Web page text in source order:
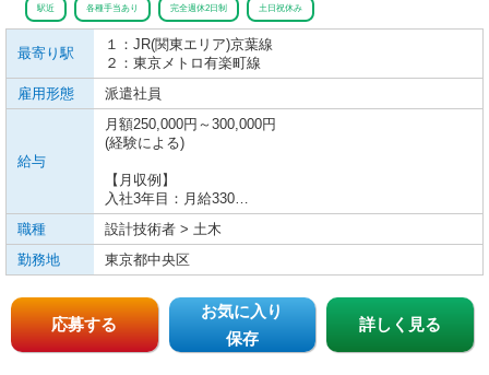
駅近 各種手当あり 完全週休2日制 土日祝休み
最寄り駅
１：JR(関東エリア)京葉線
２：東京メトロ有楽町線
雇用形態
派遣社員
給与
月額250,000円～300,000円
(経験による)
【月収例】
入社3年目：月給330…
職種
設計技術者 > 土木
勤務地
東京都中央区
応募する
お気に入り
保存
詳しく見る